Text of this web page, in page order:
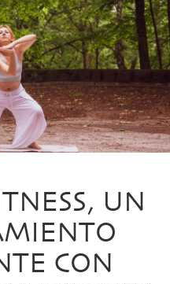
UN
CON